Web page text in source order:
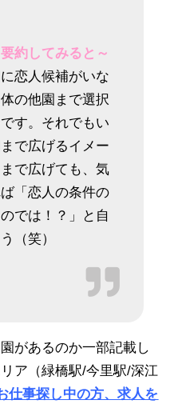
約してみると～
恋人候補がいな
の他園まで選択
す。それでもい
で広げるイメー
で広げても、気
「恋人の条件の
では！？」と自
（笑）
があるのか一部記載し
ア（緑橋駅/今里駅/深江
仕事探し中の方、求人を